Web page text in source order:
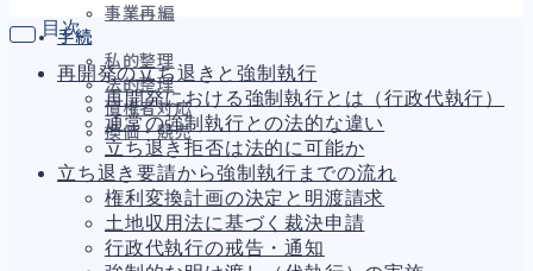
事業再編
手続
私的整理
法的整理
債権者対応
換価・競売
財務 695
資金繰り193
目次
再開発の立ち退きと強制執行
再開発における強制執行とは（行政代執行）
通常の強制執行との法的な違い
立ち退き拒否は法的に可能か
立ち退き要請から強制執行までの流れ
権利変換計画の決定と明渡請求
土地収用法に基づく裁決申請
行政代執行の戒告・通知